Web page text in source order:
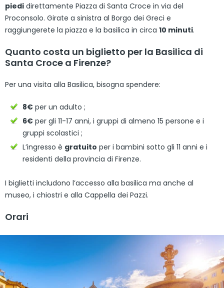
piedi direttamente Piazza di Santa Croce in via del
Proconsolo. Girate a sinistra al Borgo dei Greci e
raggiungerete la piazza e la basilica in circa 10 minuti.
Quanto costa un biglietto per la Basilica di
Santa Croce a Firenze?
Per una visita alla Basilica, bisogna spendere:
8€ per un adulto ;
6€ per gli 11-17 anni, i gruppi di almeno 15 persone e i
gruppi scolastici ;
L’ingresso è gratuito per i bambini sotto gli 11 anni e i
residenti della provincia di Firenze.
I biglietti includono l’accesso alla basilica ma anche al
museo, i chiostri e alla Cappella dei Pazzi.
Orari